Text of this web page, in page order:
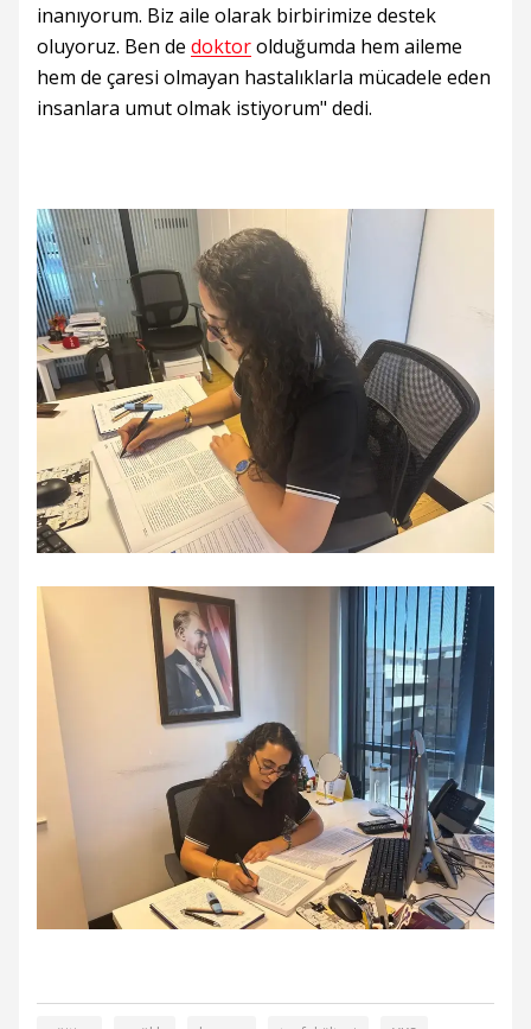
inanıyorum. Biz aile olarak birbirimize destek
oluyoruz. Ben de doktorolduğumda hem aileme
hem de çaresi olmayan hastalıklarla mücadele eden
insanlara umut olmak istiyorum" dedi.